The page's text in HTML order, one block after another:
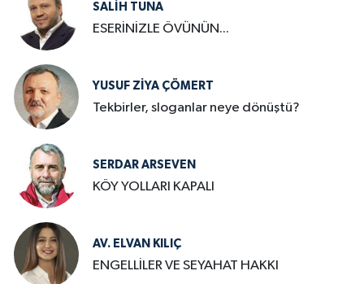
SALIH TUNA
ESERİNİZLE ÖVÜNÜN...
YUSUF ZIYA ÇÖMERT
Tekbirler, sloganlar neye dönüştü?
SERDAR ARSEVEN
KÖY YOLLARI KAPALI
AV. ELVAN KILIÇ
ENGELLİLER VE SEYAHAT HAKKI